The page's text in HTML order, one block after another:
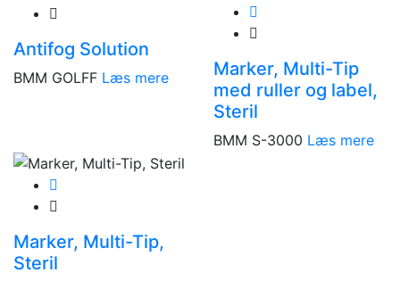
Antifog Solution
BMM GOLFF Læs mere
Marker, Multi-Tip
med ruller og label,
Steril
BMM S-3000 Læs mere
Marker, Multi-Tip,
Steril